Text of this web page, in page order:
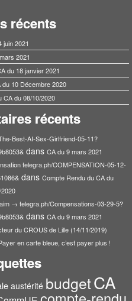
récents
juin 2021
2021
du 18 janvier 2021
10 Décembre 2020
CA du 08/10/2020
récents
Best-AI-Sex-Girlfriend-05-11?
dans CA du 9 mars 2021
telegra.ph/COMPENSATION-05-12-
dans Compte Rendu du CA du
→ telegra.ph/Compensations-03-29-5?
dans CA du 9 mars 2021
du CROUS de Lille (14/11/2019)
en carte bleue, c’est payer plus !
austérité budgetCA